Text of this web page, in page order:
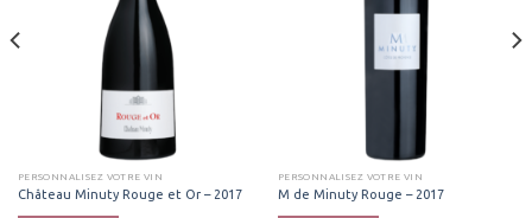
PERSONNALISEZ VOTRE VIN
Château Minuty Rouge et Or – 2017
PERSONNALISEZ VOTRE VIN
M de Minuty Rouge – 2017